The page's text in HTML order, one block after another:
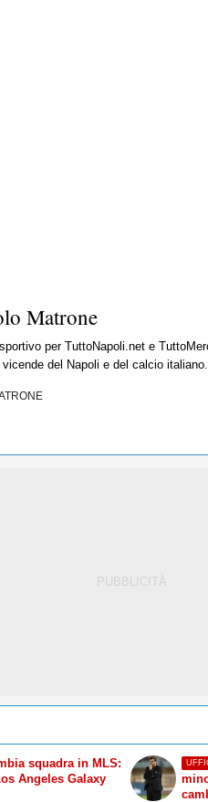
Matrone
per TuttoNapoli.net e
del Napoli e del calcio italiano.
squadra in MLS:
Angeles Galaxy